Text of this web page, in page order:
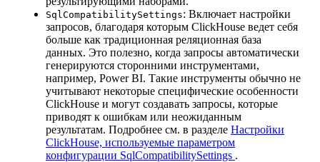
SqlCompatibilitySettings: Включает настройки
запросов, благодаря которым ClickHouse ведет себя
больше как традиционная реляционная база
данных. Это полезно, когда запросы автоматически
генерируются сторонними инструментами,
например, Power BI. Такие инструменты обычно не
учитывают некоторые специфические особенности
ClickHouse и могут создавать запросы, которые
приводят к ошибкам или неожиданным
результатам. Подробнее см. в разделе Настройки
ClickHouse, используемые параметром
конфигурации SqlCompatibilitySettings .